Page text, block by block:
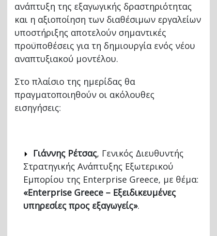
ανάπτυξη της εξαγωγικής δραστηριότητας
και η αξιοποίηση των διαθέσιμων εργαλείων
υποστήριξης αποτελούν σημαντικές
προϋποθέσεις για τη δημιουργία ενός νέου
αναπτυξιακού μοντέλου.
Στο πλαίσιο της ημερίδας θα
πραγματοποιηθούν οι ακόλουθες
εισηγήσεις:
Γιάννης Ρέτσας, Γενικός Διευθυντής
Στρατηγικής Ανάπτυξης Εξωτερικού
Εμπορίου της Enterprise Greece, με θέμα:
«Enterprise Greece – Εξειδικευμένες
υπηρεσίες προς εξαγωγείς».